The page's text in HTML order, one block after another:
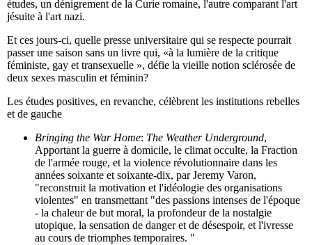
études, un dénigrement de la Curie romaine, l'autre comparant l'art
jésuite à l'art nazi.
Et ces jours-ci, quelle presse universitaire qui se respecte pourrait
passer une saison sans un livre qui, «à la lumière de la critique
féministe, gay et transexuelle », défie la vieille notion sclérosée de
deux sexes masculin et féminin?
Les études positives, en revanche, célèbrent les institutions rebelles
et de gauche
Bringing the War Home: The Weather Underground,
Apportant la guerre à domicile, le climat occulte, la Fraction
de l'armée rouge, et la violence révolutionnaire dans les
années soixante et soixante-dix, par Jeremy Varon,
"reconstruit la motivation et l'idéologie des organisations
violentes" en transmettant "des passions intenses de l'époque
- la chaleur de but moral, la profondeur de la nostalgie
utopique, la sensation de danger et de désespoir, et l'ivresse
au cours de triomphes temporaires. "